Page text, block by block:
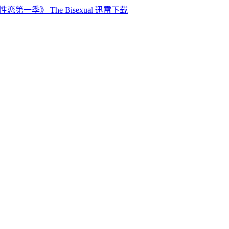
恋第一季》 The Bisexual 迅雷下载